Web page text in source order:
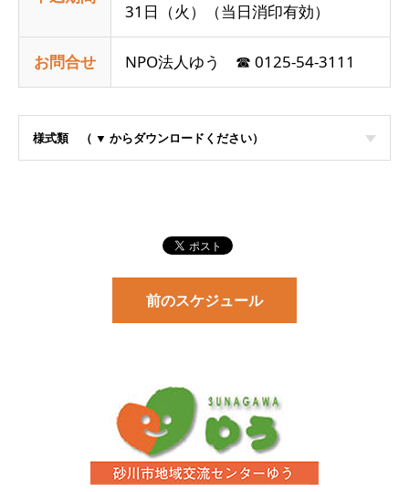
31日（火）（当日消印有効）
お問合せ NPO法人ゆう ☎ 0125-54-3111
様式類 （ ▼ からダウンロードください）
前のスケジュール